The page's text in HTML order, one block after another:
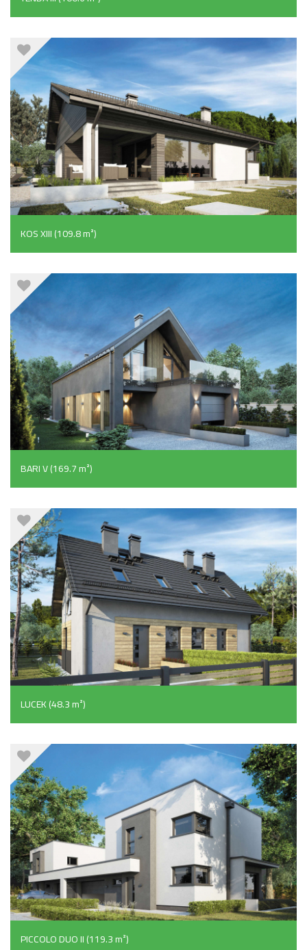
KOS XIII (109.8 m²)
BARI V (169.7 m²)
LUCEK (48.3 m²)
PICCOLO DUO II (119.3 m²)